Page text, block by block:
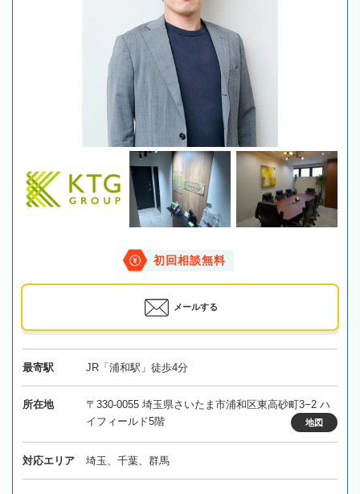
初回相談無料
メールする
最寄駅 JR「浦和駅」徒歩4分
所在地
〒330-0055 埼玉県さいたま市浦和区東高砂町3−2 ハ
イフィールド5階
地図
対応エリア 埼玉、千葉、群馬